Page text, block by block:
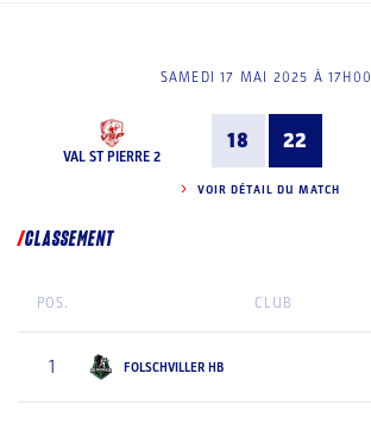
SAMEDI 17 MAI 2025 À 17H00
VAL ST PIERRE 2
18 22
VOIR DÉTAIL DU MATCH
CLASSEMENT
POS. CLUB
1 FOLSCHVILLER HB